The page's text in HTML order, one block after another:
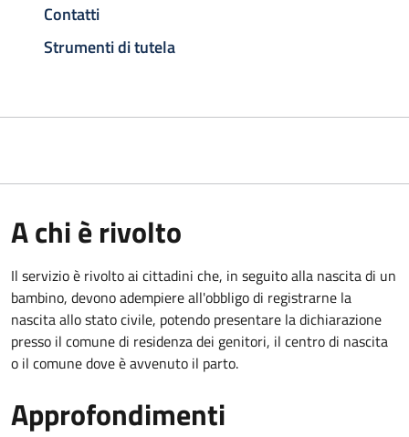
Contatti
Strumenti di tutela
A chi è rivolto
Il servizio è rivolto ai cittadini che, in seguito alla nascita di un
bambino, devono adempiere all'obbligo di registrarne la
nascita allo stato civile, potendo presentare la dichiarazione
presso il comune di residenza dei genitori, il centro di nascita
o il comune dove è avvenuto il parto.
Approfondimenti